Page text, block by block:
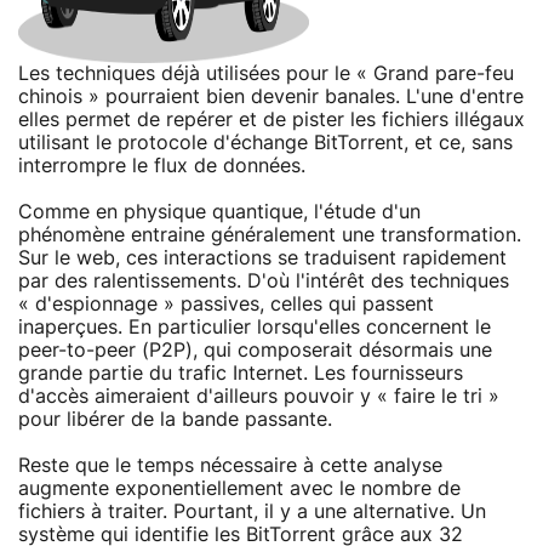
Les techniques déjà utilisées pour le « Grand pare-feu
chinois » pourraient bien devenir banales. L'une d'entre
elles permet de repérer et de pister les fichiers illégaux
utilisant le protocole d'échange BitTorrent, et ce, sans
interrompre le flux de données.
Comme en physique quantique, l'étude d'un
phénomène entraine généralement une transformation.
Sur le web, ces interactions se traduisent rapidement
par des ralentissements. D'où l'intérêt des techniques
« d'espionnage » passives, celles qui passent
inaperçues. En particulier lorsqu'elles concernent le
peer-to-peer (P2P), qui composerait désormais une
grande partie du trafic Internet. Les fournisseurs
d'accès aimeraient d'ailleurs pouvoir y « faire le tri »
pour libérer de la bande passante.
Reste que le temps nécessaire à cette analyse
augmente exponentiellement avec le nombre de
fichiers à traiter. Pourtant, il y a une alternative. Un
système qui identifie les BitTorrent grâce aux 32